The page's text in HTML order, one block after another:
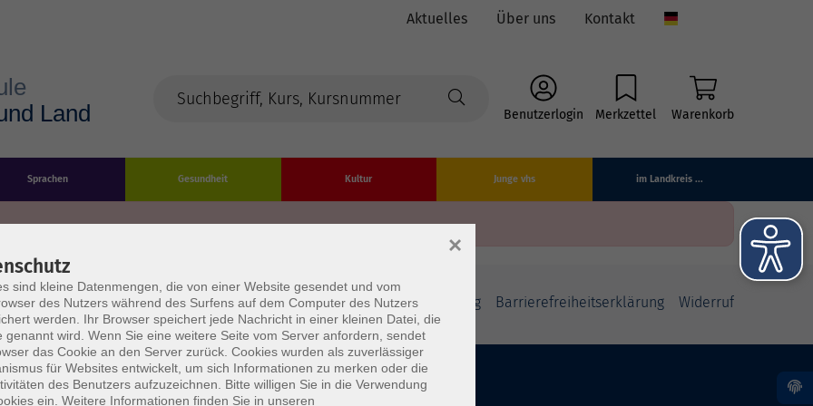
Aktuelles Über uns Kontakt
Benutzerlogin Merkzettel Warenkorb
Sprachen Gesundheit Kultur Junge vhs im Landkreis ...
Impressum Datenschutzerklärung AGB/Widerrufsbelehrung Barrierefreiheitserklärung Widerruf
sind kleine Datenmengen, die von einer Website gesendet und vom
des Nutzers während des Surfens auf dem Computer des Nutzers
werden. Ihr Browser speichert jede Nachricht in einer kleinen Datei, die
genannt wird. Wenn Sie eine weitere Seite vom Server anfordern, sendet
das Cookie an den Server zurück. Cookies wurden als zuverlässiger
für Websites entwickelt, um sich Informationen zu merken oder die
des Benutzers aufzuzeichnen. Bitte willigen Sie in die Verwendung
ein. Weitere Informationen finden Sie in unseren
×